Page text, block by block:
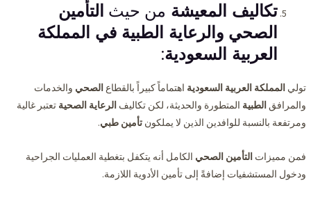
تكاليف المعيشة من حيث التأمين
الصحي والرعاية الطبية في المملكة
العربية السعودية:
تولي المملكة العربية السعودية اهتماماً كبيراً بالقطاع الصحي والخدمات
والمرافق الطبية المتطورة والحديثة، لكن تكاليف الرعاية الصحية تعتبر غالية
ومرتفعة بالنسبة للوافدين الذين لا يملكونتأمين طبي.
فمن مميزات التأمين الصحي الكامل أنه يتكفل بتغطية العمليات الجراحية
ودخول المستشفيات إضافةً إلى تأمين الأدوية اللازمة.